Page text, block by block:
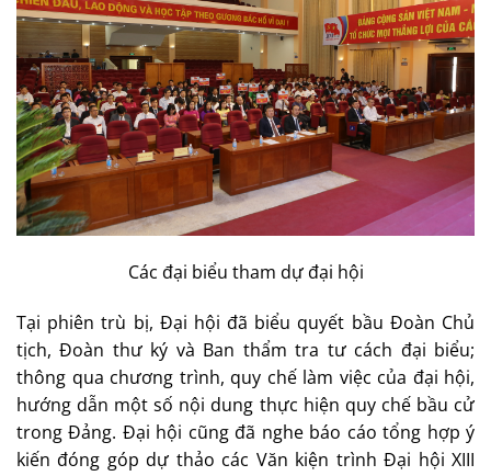
Các đại biểu tham dự đại hội
Tại phiên trù bị, Đại hội đã biểu quyết bầu Đoàn Chủ
tịch, Đoàn thư ký và Ban thẩm tra tư cách đại biểu;
thông qua chương trình, quy chế làm việc của đại hội,
hướng dẫn một số nội dung thực hiện quy chế bầu cử
trong Đảng. Đại hội cũng đã nghe báo cáo tổng hợp ý
kiến đóng góp dự thảo các Văn kiện trình Đại hội XIII